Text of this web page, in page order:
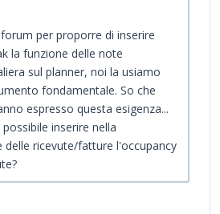
per proporre di inserire
la funzione delle note
sul planner, noi la usiamo
fondamentale. So che
espresso questa esigenza...
inserire nella
delle ricevute/fatture l'occupancy